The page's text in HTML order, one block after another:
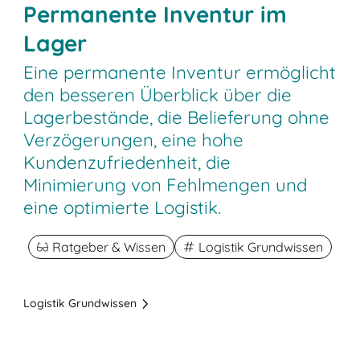
Permanente Inventur im
Lager
Eine permanente Inventur ermöglicht
den besseren Überblick über die
Lagerbestände, die Belieferung ohne
Verzögerungen, eine hohe
Kundenzufriedenheit, die
Minimierung von Fehlmengen und
eine optimierte Logistik.
Ratgeber & Wissen Logistik Grundwissen
Logistik Grundwissen